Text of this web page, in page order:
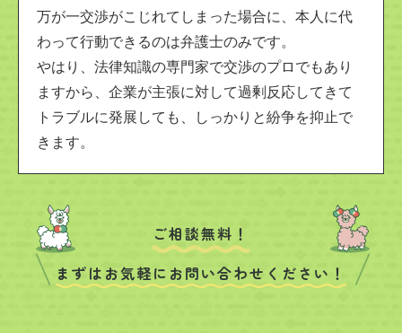
万が一交渉がこじれてしまった場合に、本人に代
わって行動できるのは弁護士のみです。
やはり、法律知識の専門家で交渉のプロでもあり
ますから、企業が主張に対して過剰反応してきて
トラブルに発展しても、しっかりと紛争を抑止で
きます。
ご相談無料！
まずはお気軽にお問い合わせください！